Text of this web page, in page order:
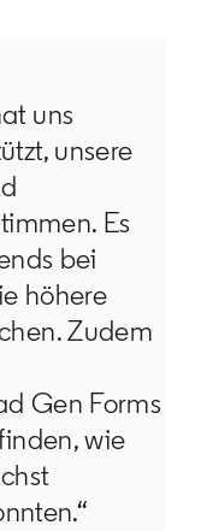
uns
unsere
Es
bei
höhere
Zudem
Gen Forms
wie